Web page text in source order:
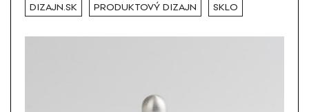
DIZAJN.SK PRODUKTOVÝ DIZAJN SKLO